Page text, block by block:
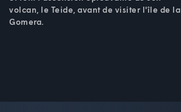
volcan, le Teide, avant de visiter l'île de la
Gomera.